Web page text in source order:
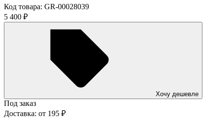
Код товара: GR-00028039
5 400 ₽
Хочу дешевле
Под заказ
Доставка: от 195 ₽